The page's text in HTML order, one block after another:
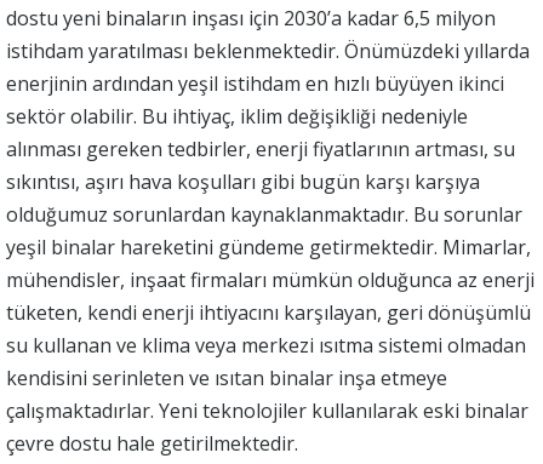
dostu yeni binaların inşası için 2030’a kadar 6,5 milyon
istihdam yaratılması beklenmektedir. Önümüzdeki yıllarda
enerjinin ardından yeşil istihdam en hızlı büyüyen ikinci
sektör olabilir. Bu ihtiyaç, iklim değişikliği nedeniyle
alınması gereken tedbirler, enerji fiyatlarının artması, su
sıkıntısı, aşırı hava koşulları gibi bugün karşı karşıya
olduğumuz sorunlardan kaynaklanmaktadır. Bu sorunlar
yeşil binalar hareketini gündeme getirmektedir. Mimarlar,
mühendisler, inşaat firmaları mümkün olduğunca az enerji
tüketen, kendi enerji ihtiyacını karşılayan, geri dönüşümlü
su kullanan ve klima veya merkezi ısıtma sistemi olmadan
kendisini serinleten ve ısıtan binalar inşa etmeye
çalışmaktadırlar. Yeni teknolojiler kullanılarak eski binalar
çevre dostu hale getirilmektedir.